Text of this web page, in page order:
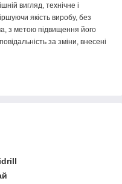
вигляд, технічне і
якість виробу, без
з метою підвищення його
за зміни, внесені